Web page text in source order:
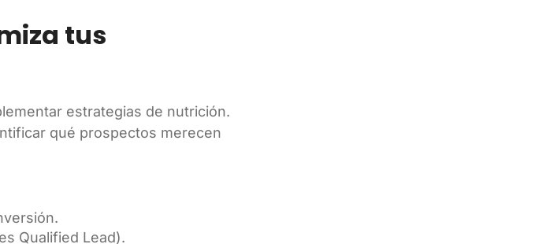
tus
estrategias de nutrición.
qué prospectos merecen
Qualified Lead).